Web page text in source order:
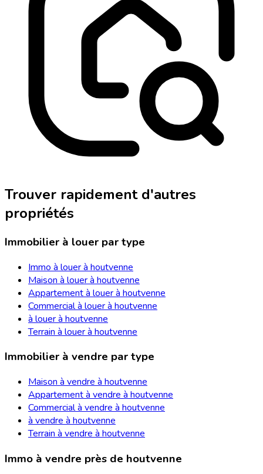
Trouver rapidement d'autres
propriétés
Immobilier à louer par type
Immo à louer à houtvenne
Maison à louer à houtvenne
Appartement à louer à houtvenne
Commercial à louer à houtvenne
à louer à houtvenne
Terrain à louer à houtvenne
Immobilier à vendre par type
Maison à vendre à houtvenne
Appartement à vendre à houtvenne
Commercial à vendre à houtvenne
à vendre à houtvenne
Terrain à vendre à houtvenne
Immo à vendre près de houtvenne